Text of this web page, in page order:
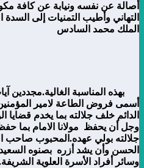
أصالة عن نفسه ونيابة عن كافة
التهاني وأطيب التمنيات إلى السدة
الملك محمد السادس
بهذه المناسبة الغالية.مجددين
أسمى فروض الطاعة لامير
الدائم خلف جلالته بما يخدم قضايا
وجل أن يحفظ مولانا الامام بما
جلالته بولي عهده.المحبوب صاحب
الحسن وأن يشد أزره بصنوه
وسائر أفراد الأسرة العلوية